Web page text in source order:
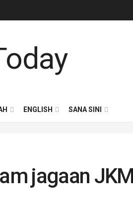
ENGLISH SANA SINI
jagaan JKM